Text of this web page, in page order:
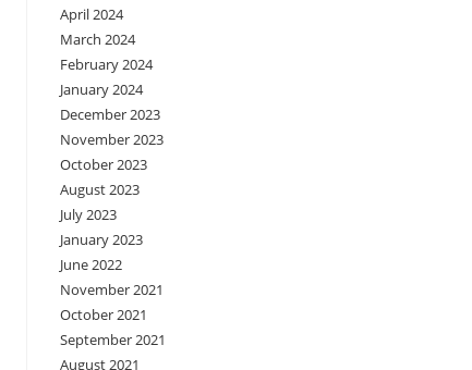
April 2024
March 2024
February 2024
January 2024
December 2023
November 2023
October 2023
August 2023
July 2023
January 2023
June 2022
November 2021
October 2021
September 2021
August 2021